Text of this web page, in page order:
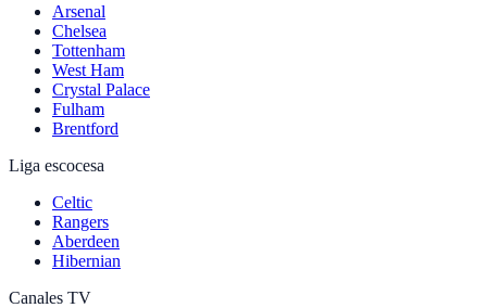
Arsenal
Chelsea
Tottenham
West Ham
Crystal Palace
Fulham
Brentford
Liga escocesa
Celtic
Rangers
Aberdeen
Hibernian
Canales TV